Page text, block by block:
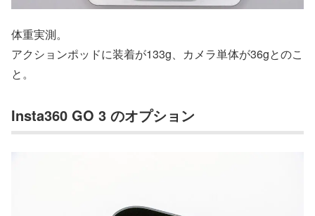
体重実測。
アクションポッドに装着が133g、カメラ単体が36gとのこ
と。
Insta360 GO 3 のオプション